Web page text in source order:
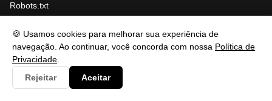
🍪 Usamos cookies para melhorar sua experiência de
navegação. Ao continuar, você concorda com nossa Política de
Privacidade
Rejeitar
Aceitar
Robots.txt
Sitemap Páginas
Sitemap Conteúdo